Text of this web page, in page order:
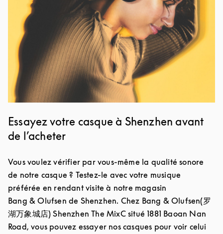
Essayez votre casque à Shenzhen avant
de l’acheter
Vous voulez vérifier par vous-même la qualité sonore
de notre casque ? Testez-le avec votre musique
préférée en rendant visite à notre magasin
Bang & Olufsen de Shenzhen. Chez Bang & Olufsen(罗
湖万象城店) Shenzhen The MixC situé 1881 Baoan Nan
Road, vous pouvez essayer nos casques pour voir celui